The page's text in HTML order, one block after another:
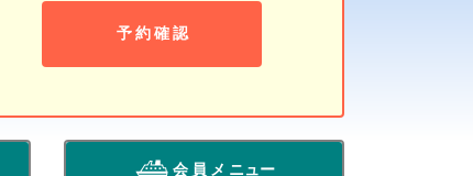
予 約 確 認
会 員 メ ニュー